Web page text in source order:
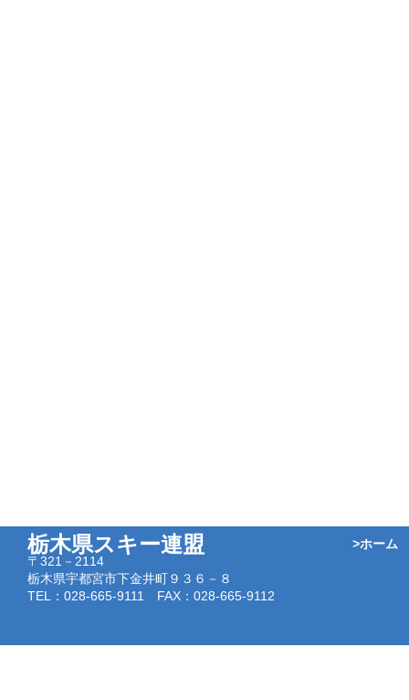
栃木県スキー連盟
〒321－2114
栃木県宇都宮市下金井町９３６－８
TEL：028-665-9111 FAX：028-665-9112
>ホーム